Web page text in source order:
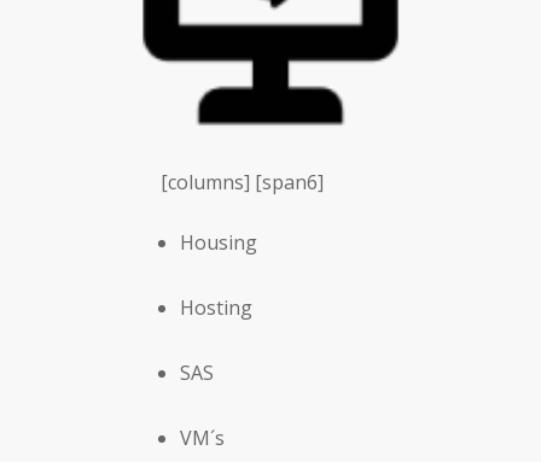
[columns] [span6]
Housing
Hosting
SAS
VM´s